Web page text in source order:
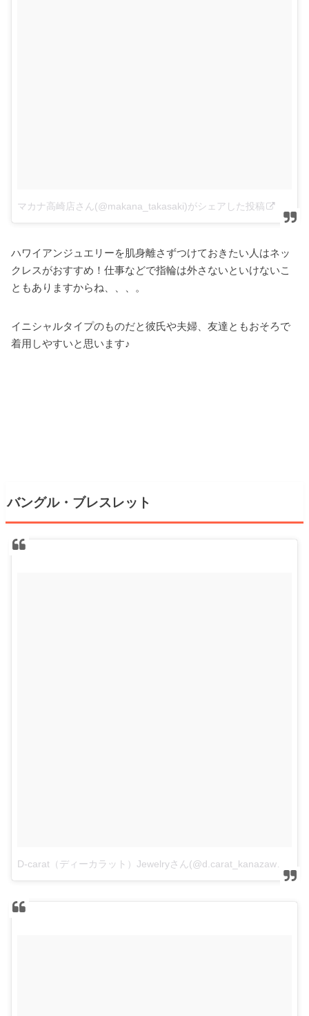
マカナ高崎店さん(@makana_takasaki)がシェアした投稿
ハワイアンジュエリーを肌身離さずつけておきたい人はネッ
クレスがおすすめ！仕事などで指輪は外さないといけないこ
ともありますからね、、、。
イニシャルタイプのものだと彼氏や夫婦、友達ともおそろで
着用しやすいと思います♪
バングル・ブレスレット
D-carat（ディーカラット）Jewelryさん(@d.carat_kanazawa_jewelry)がシェアした投稿